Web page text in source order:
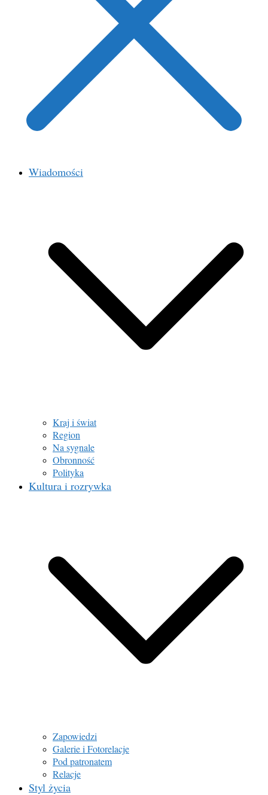
Wiadomości
Kraj i świat
Region
Na sygnale
Obronność
Polityka
Kultura i rozrywka
Zapowiedzi
Galerie i Fotorelacje
Pod patronatem
Relacje
Styl życia